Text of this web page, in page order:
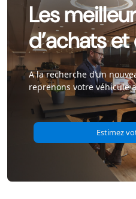
Les
d’achats
A la recherche d’un
reprenons votre véhicule
Estimez